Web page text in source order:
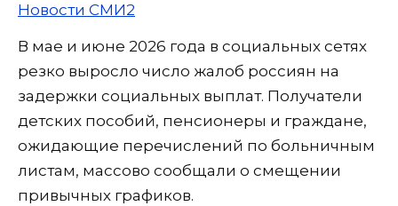
Новости СМИ2
В мае и июне 2026 года в социальных сетях
резко выросло число жалоб россиян на
задержки социальных выплат. Получатели
детских пособий, пенсионеры и граждане,
ожидающие перечислений по больничным
листам, массово сообщали о смещении
привычных графиков.